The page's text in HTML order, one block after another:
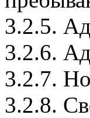
3.2.5.
3.2.6.
3.2.7.
3.2.8.